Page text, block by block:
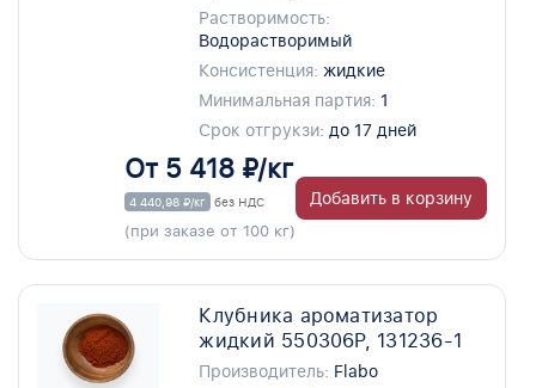
Растворимость:
Водорастворимый
Консистенция: жидкие
Минимальная партия: 1
Срок отгрукзи: до 17 дней
От 5 418 ₽/кг
4 440,98 ₽/кг без НДС
(при заказе от 100 кг)
Добавить в корзину
Клубника ароматизатор
жидкий 550306P, 131236-1
Производитель: Flabo